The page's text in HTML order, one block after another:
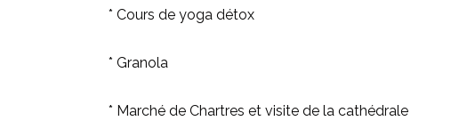
* Cours de yoga détox
* Granola
* Marché de Chartres et visite de la cathédrale